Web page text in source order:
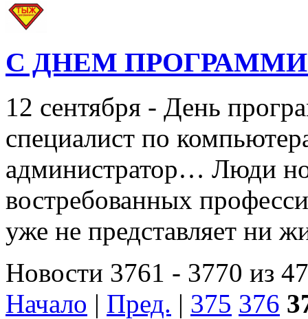
С ДНЕМ
12 сентября - День
специалист по
администратор… Люди
востребованных
уже не представляет ни
Новости 3761 - 3770 из
Начало | Пред. | 375 376